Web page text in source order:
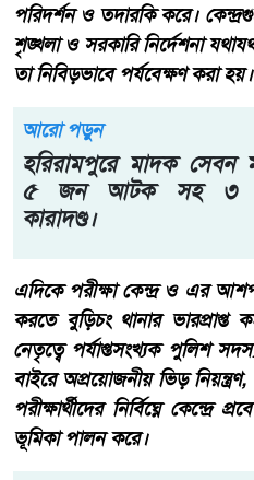
পরিদর্শন ও তদারকি করে।
শৃঙ্খলা ও সরকারি নির্দেশনা
তা নিবিড়ভাবে পর্যবেক্ষণ করা হয়।
আরো পড়ুন
হরিরামপুরে মাদক সেবন
৫ জন আটক সহ ৩
কারাদণ্ড।
এদিকে পরীক্ষা কেন্দ্র ও এর
করতে বুড়িচং থানার ভারপ্রাপ্ত
নেতৃত্বে পর্যাপ্তসংখ্যক পুলিশ
বাইরে অপ্রয়োজনীয় ভিড়
পরীক্ষার্থীদের নির্বিঘ্নে
ভূমিকা পালন করে।